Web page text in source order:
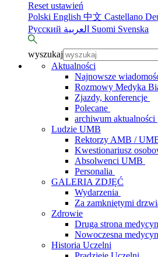
Reset ustawień
Polski English 中文 Castellano
Русский
Suomi Svenska
wyszukaj
Aktualności
Najnowsze
Rozmowy Medyka
Zjazdy, konferencje
Polecane
archiwum aktualności
Ludzie UMB
Rektorzy AMB /
Kwestionariusz
Absolwenci UMB
Personalia
GALERIA ZDJĘĆ
Wydarzenia
Za zamkniętymi
Zdrowie
Druga strona
Nowoczesna
Historia Uczelni